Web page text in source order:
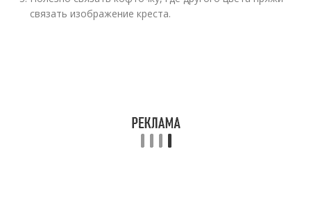
связать изображение креста.